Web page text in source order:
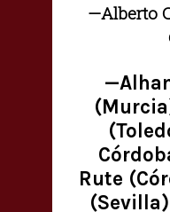
—Alberto
Rute